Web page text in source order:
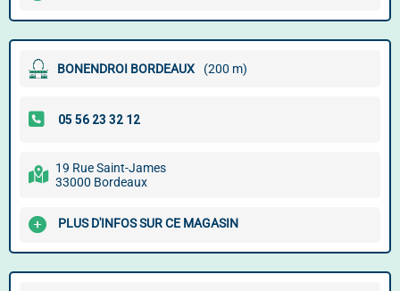
BONENDROI BORDEAUX (200 m)
19 Rue Saint-James
33000 Bordeaux
PLUS D'INFOS SUR CE MAGASIN